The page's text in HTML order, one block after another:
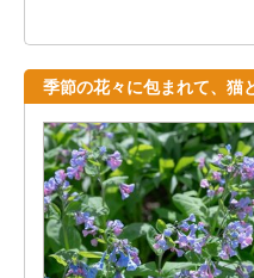
季節の花々に包まれて、猫